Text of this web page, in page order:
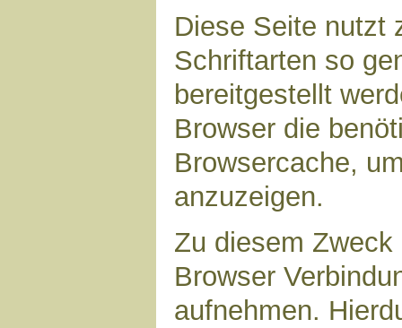
Diese Seite nutzt
Schriftarten so
bereitgestellt
Browser die
Browsercache,
anzuzeigen.
Zu diesem
Browser
aufnehmen.